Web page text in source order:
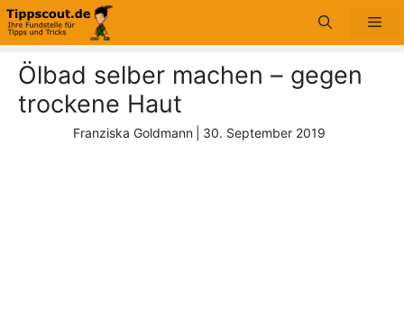
Zum
Inhalt
Ölbad selber machen – gegen
trockene Haut
Franziska Goldmann 30. September 2019